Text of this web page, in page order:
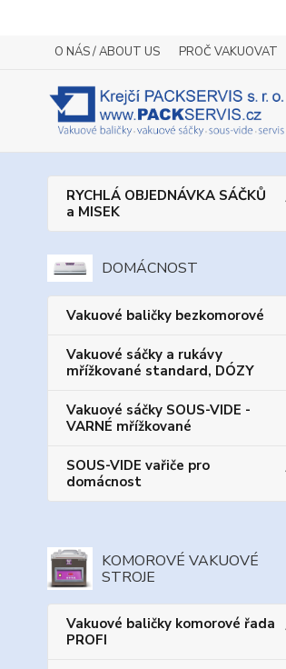
O NÁS / ABOUT US PROČ VAKUOVAT
RYCHLÁ OBJEDNÁVKA SÁČKŮ
a MISEK
DOMÁCNOST
Vakuové baličky bezkomorové
Vakuové sáčky a rukávy
mřížkované standard, DÓZY
Vakuové sáčky SOUS-VIDE -
VARNÉ mřížkované
SOUS-VIDE vařiče pro
domácnost
KOMOROVÉ VAKUOVÉ
STROJE
Vakuové baličky komorové řada
PROFI